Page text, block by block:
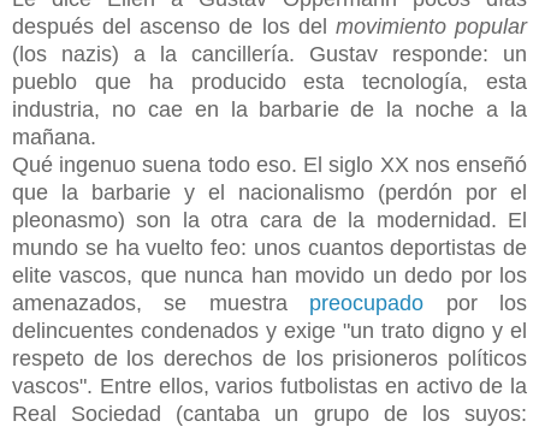
después del ascenso de los del movimiento popular
(los nazis) a la cancillería. Gustav responde: un
pueblo que ha producido esta tecnología, esta
industria, no cae en la barbarie de la noche a la
mañana.
Qué ingenuo suena todo eso. El siglo XX nos enseñó
que la barbarie y el nacionalismo (perdón por el
pleonasmo) son la otra cara de la modernidad. El
mundo se ha vuelto feo: unos cuantos deportistas de
elite vascos, que nunca han movido un dedo por los
amenazados, se muestra preocupado por los
delincuentes condenados y exige "un trato digno y el
respeto de los derechos de los prisioneros políticos
vascos". Entre ellos, varios futbolistas en activo de la
Real Sociedad (cantaba un grupo de los suyos: